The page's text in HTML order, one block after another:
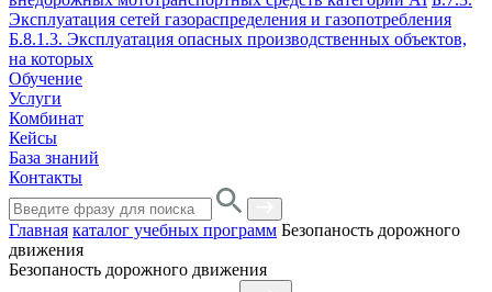
Эксплуатация сетей газораспределения и газопотребления
Б.8.1.3. Эксплуатация опасных производственных объектов,
на которых
Обучение
Услуги
Комбинат
Кейсы
База знаний
Контакты
Главная каталог учебных программ Безопаность дорожного
движения
Безопаность дорожного движения